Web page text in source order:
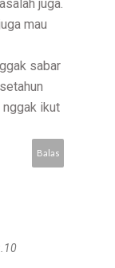
juga.
mau
sabar
nggak ikut
Balas